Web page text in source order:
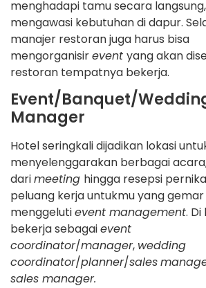
menghadapi tamu secara
mengawasi kebutuhan di dapur.
manajer restoran juga harus bisa
mengorganisirevent yang akan
restoran tempatnya bekerja.
Event/Banquet/
Manager
Hotel seringkali dijadikan lokasi
menyelenggarakan berbagai
darimeeting hingga resepsi
peluang kerja untukmu yang gemar
menggelutievent management.
bekerja sebagaievent
coordinator/manager, wedding
coordinator/planner/sales
sales manager.